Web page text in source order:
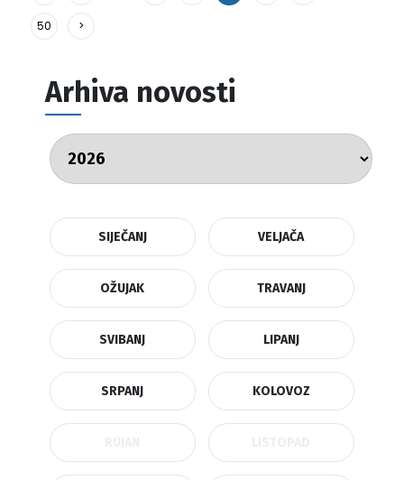
50 >
Arhiva novosti
SIJEČANJ VELJAČA
OŽUJAK TRAVANJ
SVIBANJ LIPANJ
SRPANJ KOLOVOZ